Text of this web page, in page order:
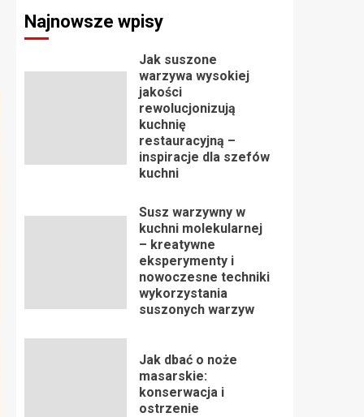
Najnowsze wpisy
Jak suszone
warzywa wysokiej
jakości
rewolucjonizują
kuchnię
restauracyjną –
inspiracje dla szefów
kuchni
Susz warzywny w
kuchni molekularnej
– kreatywne
eksperymenty i
nowoczesne techniki
wykorzystania
suszonych warzyw
Jak dbać o noże
masarskie:
konserwacja i
ostrzenie